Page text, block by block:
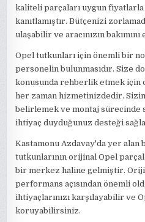
kaliteli parçaları uygun fiyatlarla
kanıtlamıştır. Bütçenizi
ulaşabilir ve aracınızın
Opel tutkunları için önemli bir
personelin bulunmasıdır. Size
konusunda rehberlik etmek
her zaman hizmetinizdedir.
belirlemek ve montaj sürecinde
ihtiyaç duyduğunuz desteği
Kastamonu Azdavay'da yer alan
tutkunlarının orijinal Opel
bir merkez haline gelmiştir.
performans açısından önemli
ihtiyaçlarınızı karşılayabilir ve
koruyabilirsiniz.